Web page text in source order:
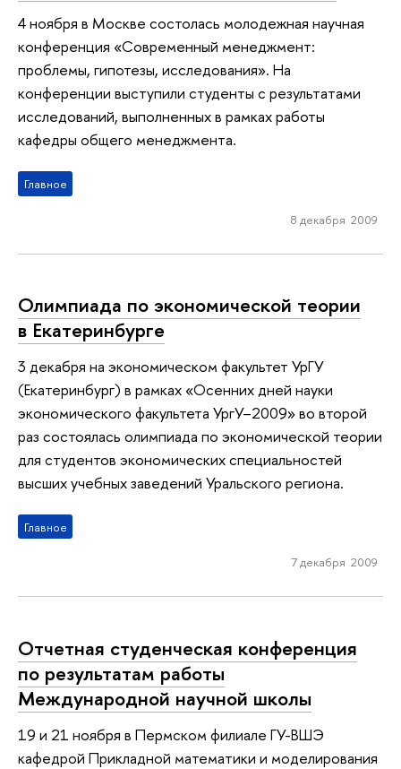
4 ноября в Москве состолась молодежная научная
конференция «Современный менеджмент:
проблемы, гипотезы, исследования». На
конференции выступили студенты с результатами
исследований, выполненных в рамках работы
кафедры общего менеджмента.
Главное
8 декабря 2009
Олимпиада по экономической теории
в Екатеринбурге
3 декабря на экономическом факультет УрГУ
(Екатеринбург) в рамках «Осенних дней науки
экономического факультета УргУ–2009» во второй
раз состоялась олимпиада по экономической теории
для студентов экономических специальностей
высших учебных заведений Уральского региона.
Главное
7 декабря 2009
Отчетная студенческая конференция
по результатам работы
Международной научной школы
19 и 21 ноября в Пермском филиале ГУ-ВШЭ
кафедрой Прикладной математики и моделирования